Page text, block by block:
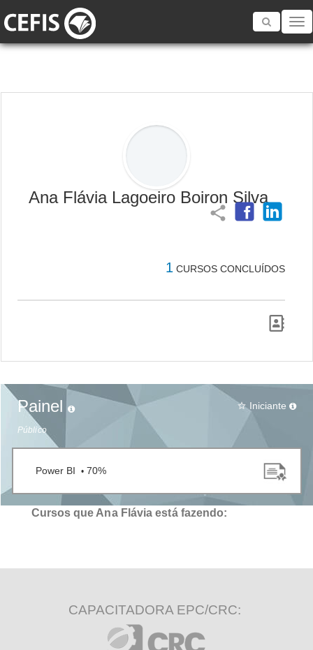
Toggle
Ana Flávia Lagoeiro Boiron Silva
share
1 CURSOS CONCLUÍDOS
Painel
Público
star_border Iniciante
Power BI • 70%
Cursos que Ana Flávia está fazendo:
CAPACITADORA EPC/CRC: